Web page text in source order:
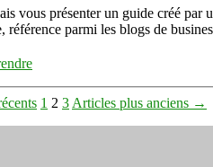
vous présenter un guide créé
référence parmi les blogs de
1 2 3 Articles plus anciens →